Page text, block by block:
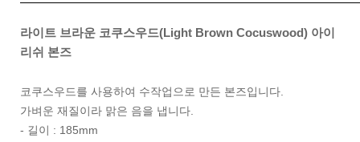
라이트 브라운 코쿠스우드(Light Brown Cocuswood) 아이
리쉬 본즈
코쿠스우드를 사용하여 수작업으로 만든 본즈입니다.
가벼운 재질이라 맑은 음을 냅니다.
- 길이 : 185mm